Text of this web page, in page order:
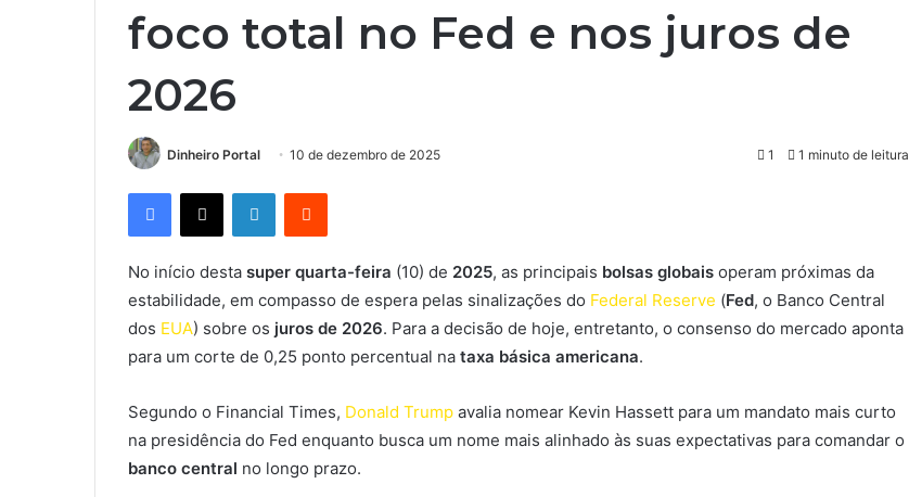
foco total no Fed e nos juros de
2026
Dinheiro Portal 10 de dezembro de 2025 1 1 minuto de leitura
Facebook
X LinkedinReddit
No início desta super quarta-feira (10) de 2025, as principais bolsas globais operam próximas da
estabilidade, em compasso de espera pelas sinalizações do Federal Reserve (Fed, o Banco Central
dos EUA) sobre os juros de 2026. Para a decisão de hoje, entretanto, o consenso do mercado aponta
para um corte de 0,25 ponto percentual na taxa básica americana.
Segundo o Financial Times, Donald Trump avalia nomear Kevin Hassett para um mandato mais curto
na presidência do Fed enquanto busca um nome mais alinhado às suas expectativas para comandar o
banco central no longo prazo.